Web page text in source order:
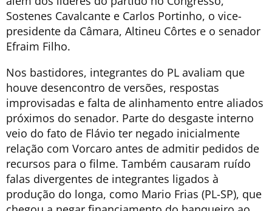
Sostenes Cavalcante e Carlos Portinho, o vice-
presidente da Câmara, Altineu Côrtes e o senador
Efraim Filho.
Nos bastidores, integrantes do PL avaliam que
houve desencontro de versões, respostas
improvisadas e falta de alinhamento entre aliados
próximos do senador. Parte do desgaste interno
veio do fato de Flávio ter negado inicialmente
relação com Vorcaro antes de admitir pedidos de
recursos para o filme. Também causaram ruído
falas divergentes de integrantes ligados à
produção do longa, como Mario Frias (PL-SP), que